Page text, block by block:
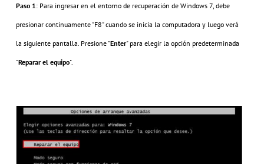
Paso 1 : Para ingresar en el entorno de recuperación de Windows 7, debe
presionar continuamente "F8" cuando se inicia la computadora y luego verá
la siguiente pantalla. Presione "Enter" para elegir la opción predeterminada
"Reparar el equipo".